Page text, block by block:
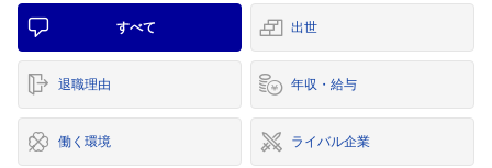
すべて 出世
退職理由 年収・給与
働く環境 ライバル企業